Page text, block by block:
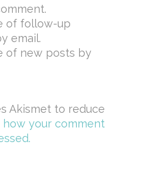
of follow-up
email.
of new posts by
Akismet to reduce
how your comment